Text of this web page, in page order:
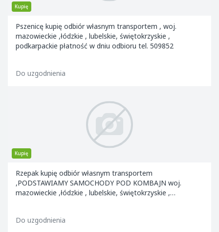
Kupię
Pszenicę kupię odbiór własnym transportem , woj.
mazowieckie ,łódzkie , lubelskie, świętokrzyskie ,
podkarpackie płatność w dniu odbioru tel. 509852
Do uzgodnienia
Kupię
Rzepak kupię odbiór własnym transportem
,PODSTAWIAMY SAMOCHODY POD KOMBAJN woj.
mazowieckie ,łódzkie , lubelskie, świętokrzyskie ,
Do uzgodnienia